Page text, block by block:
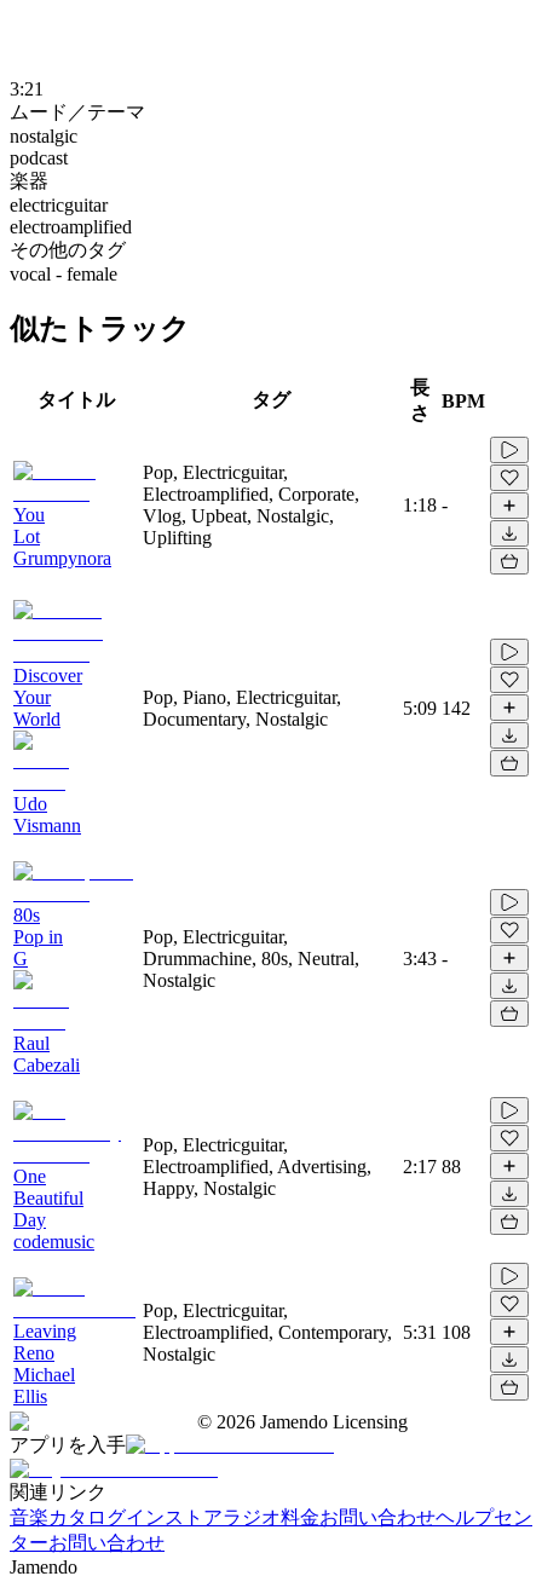
3:21
ムード／テーマ
nostalgic
podcast
楽器
electricguitar
electroamplified
その他のタグ
vocal - female
似たトラック
タイトル タグ
長
さ
BPM
You
Lot
Grumpynora
Pop, Electricguitar,
Electroamplified, Corporate,
Vlog, Upbeat, Nostalgic,
Uplifting
1:18 -
Discover
Your
World
Udo
Vismann
Pop, Piano, Electricguitar,
Documentary, Nostalgic
5:09 142
80s
Pop in
G
Raul
Cabezali
Pop, Electricguitar,
Drummachine, 80s, Neutral,
Nostalgic
3:43 -
One
Beautiful
Day
codemusic
Pop, Electricguitar,
Electroamplified, Advertising,
Happy, Nostalgic
2:17 88
Leaving
Reno
Michael
Ellis
Pop, Electricguitar,
Electroamplified, Contemporary,
Nostalgic
5:31 108
© 2026 Jamendo Licensing
アプリを入手
関連リンク
音楽カタログインストアラジオ料金お問い合わせヘルプセン
ターお問い合わせ
Jamendo